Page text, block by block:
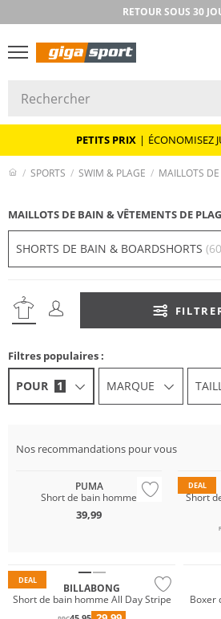
★★★★★ 4,8 / 5,0
PETITS PRIX | ÉCONOMISEZ
SPORTS SWIM & PLAGE MAILLOTS DE
MAILLOTS DE BAIN & VÊTEMENTS DE
SHORTS DE BAIN & BOARDSHORTS
Filtres populaires :
POUR 1 MARQUE
Nos recommandations pour vous
Durable
PUMA
Short de bain homme
39,99
DEAL
Short
DEAL
BILLABONG
Short de bain homme All Day Stripe
Boxer